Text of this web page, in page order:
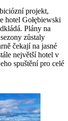
projekt,
hotel Gołębiewski
Plány na
zůstaly
čekají na jasné
největší hotel v
spuštění pro celé